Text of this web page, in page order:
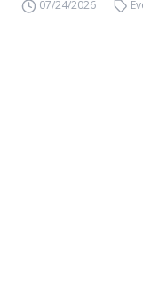
07/24/2026